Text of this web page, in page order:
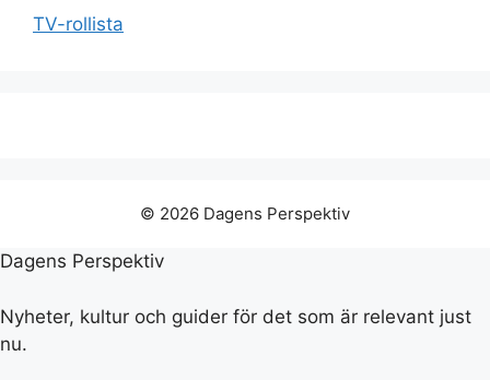
TV-rollista
© 2026 Dagens Perspektiv
Dagens Perspektiv
Nyheter, kultur och guider för det som är relevant just
nu.